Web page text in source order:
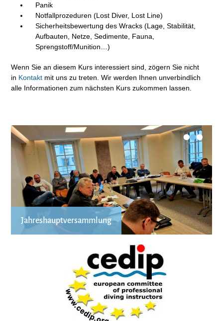
Panik
Notfallprozeduren (Lost Diver, Lost Line)
Sicherheitsbewertung des Wracks (Lage, Stabilität,
Aufbauten, Netze, Sedimente, Fauna,
Sprengstoff/Munition…)
Wenn Sie an diesem Kurs interessiert sind, zögern Sie nicht
in Kontakt mit uns zu treten. Wir werden Ihnen unverbindlich
alle Informationen zum nächsten Kurs zukommen lassen.
•
•
•
Jahreshauptversammlung